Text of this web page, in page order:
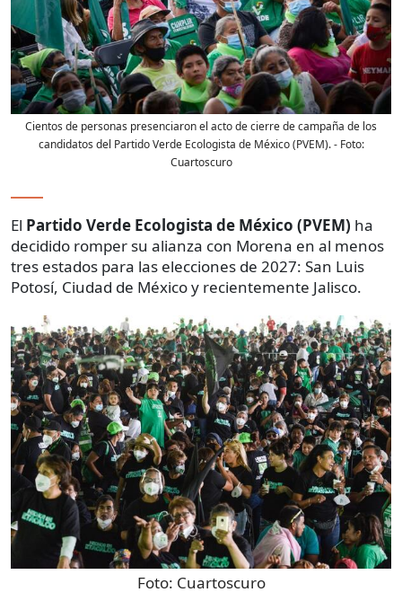
Cientos de personas presenciaron el acto de cierre de campaña de los
candidatos del Partido Verde Ecologista de México (PVEM).- Foto:
Cuartoscuro
El Partido Verde Ecologista de México (PVEM) ha
decidido romper su alianza con Morena en al menos
tres estados para las elecciones de 2027: San Luis
Potosí, Ciudad de México y recientemente Jalisco.
Foto: Cuartoscuro